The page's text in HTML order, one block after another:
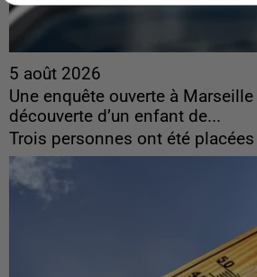
5 août 2026
Une enquête ouverte à
découverte d’un enfant de...
Trois personnes ont été placées